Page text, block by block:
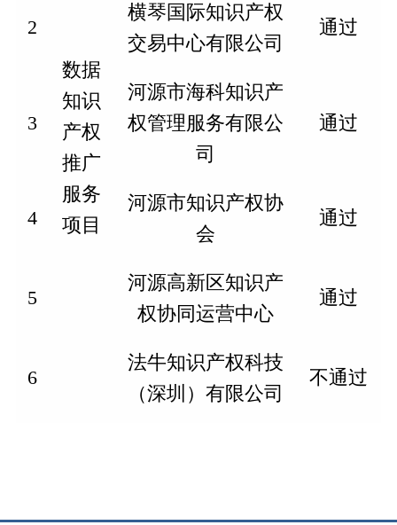
数据
知识
产权
推广
服务
项目
2
横琴国际知识产权
交易中心有限公司
通过
3
河源市海科知识产
权管理服务有限公
司
通过
4
河源市知识产权协
会
通过
5
河源高新区知识产
权协同运营中心
通过
6
法牛知识产权科技
（深圳）有限公司
不通过